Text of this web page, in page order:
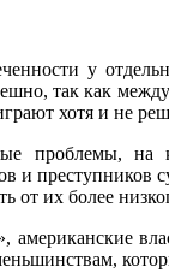
у
так как
хотя и не
на
и
от их более